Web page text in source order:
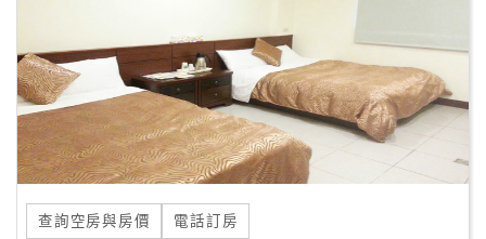
線
上
客
服
紅查詢空房與房價 電話訂房